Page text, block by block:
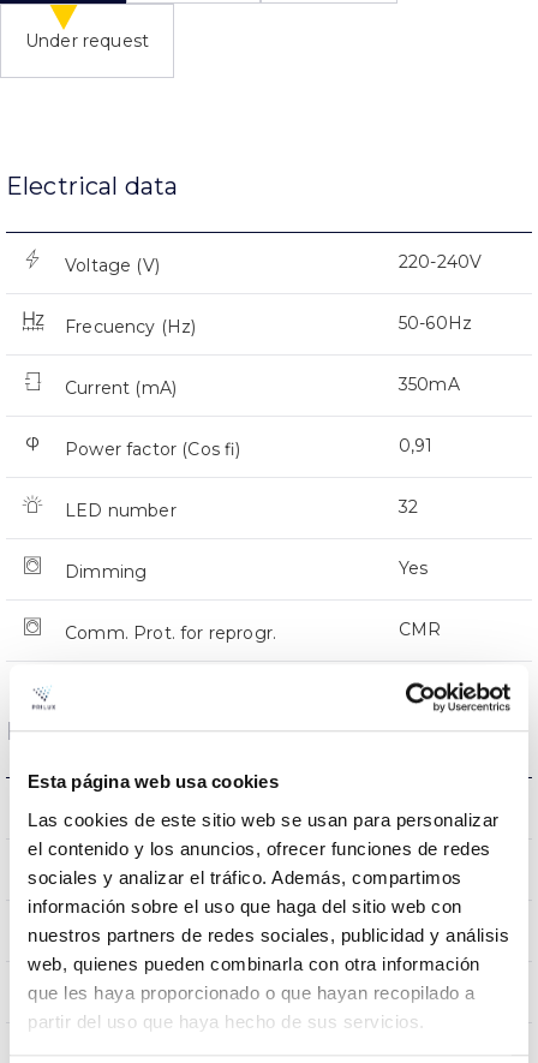
Esta página web usa cookies
Las cookies de este sitio web se usan para personalizar
el contenido y los anuncios, ofrecer funciones de redes
sociales y analizar el tráfico. Además, compartimos
información sobre el uso que haga del sitio web con
nuestros partners de redes sociales, publicidad y análisis
web, quienes pueden combinarla con otra información
que les haya proporcionado o que hayan recopilado a
partir del uso que haya hecho de sus servicios.
Under request
Electrical data
Voltage (V) 220-240V
Frecuency (Hz) 50-60Hz
Current (mA) 350mA
Power factor (Cos fi) 0,91
LED number 32
Dimming Yes
Comm. Prot. for reprogr. CMR
Dimensions and Mounting
Mounting
Wind Resistance 0,231m2
Weight 9Kg
Measures 620x295x145mm